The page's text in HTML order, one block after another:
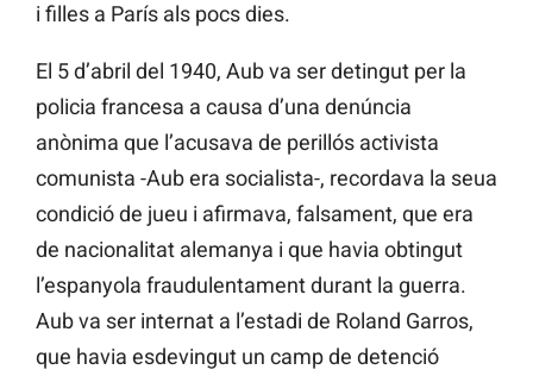
i filles a París als pocs dies.
El 5 d’abril del 1940, Aub va ser detingut per la
policia francesa a causa d’una denúncia
anònima que l’acusava de perillós activista
comunista -Aub era socialista-, recordava la seua
condició de jueu i afirmava, falsament, que era
de nacionalitat alemanya i que havia obtingut
l’espanyola fraudulentament durant la guerra.
Aub va ser internat a l’estadi de Roland Garros,
que havia esdevingut un camp de detenció